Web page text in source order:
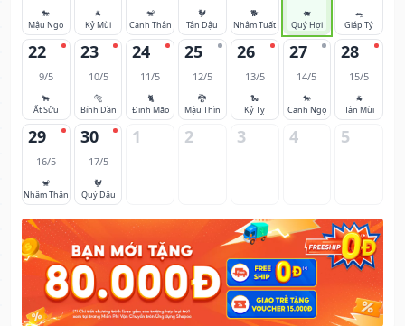
🐎
Mậu Ngọ
🐐
Kỷ Mùi
🐒
Canh Thân
🐓
Tân Dậu
🐕
Nhâm Tuất
🐖
Quý Hợi
🐀
Giáp Tý
22
9/5
🐂
Ất Sửu
23
10/5
🐅
Bính Dần
24
11/5
🐈
Đinh Mão
25
12/5
🐉
Mậu Thìn
26
13/5
🐍
Kỷ Tỵ
27
14/5
🐎
Canh Ngọ
28
15/5
🐐
Tân Mùi
29
16/5
🐒
Nhâm Thân
30
17/5
🐓
Quý Dậu
1 2 3 4 5